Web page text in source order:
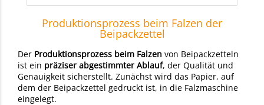
Produktionsprozess beim Falzen der
Beipackzettel
Der Produktionsprozess beim Falzen von Beipackzetteln
ist ein präziser abgestimmter Ablauf, der Qualität und
Genauigkeit sicherstellt. Zunächst wird das Papier, auf
dem der Beipackzettel gedruckt ist, in die Falzmaschine
eingelegt.